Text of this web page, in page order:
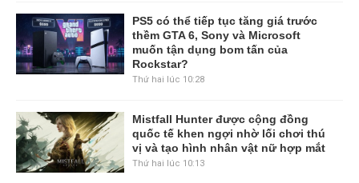
PS5 có thể tiếp tục tăng giá trước
thềm GTA 6, Sony và Microsoft
muốn tận dụng bom tấn của
Rockstar?
Thứ hai lúc 10:28
Mistfall Hunter được cộng đồng
quốc tế khen ngợi nhờ lối chơi thú
vị và tạo hình nhân vật nữ hợp mắt
Thứ hai lúc 10:13